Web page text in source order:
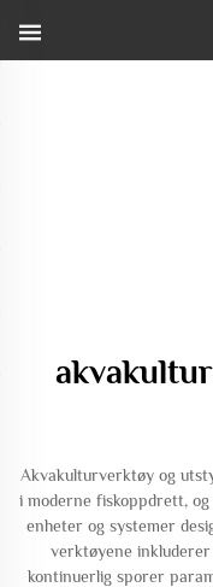
Akvakulturverktøy og
i moderne fiskoppdrett,
enheter og systemer
verktøyene
kontinuerlig sporer